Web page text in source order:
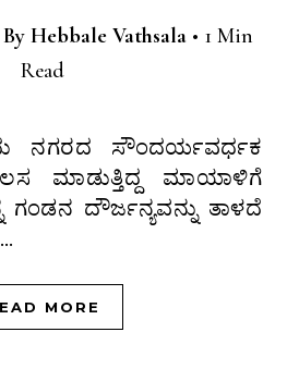
By Hebbale Vathsala • 1 Min
Read
ಮಾಡುತ್ತಿದ್ದ ಮಾಯಾಳಿಗೆ
ಗಂಡನ ದೌರ್ಜನ್ಯವನ್ನು ತಾಳದೆ
MORE